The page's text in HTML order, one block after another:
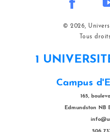
© 2026,
Tous
1
Campus
165,
Edmundston NB